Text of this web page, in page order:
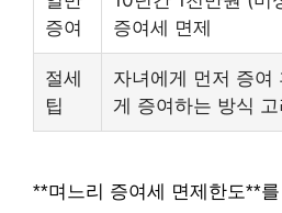
증여
증여세 면제
절세
팁
자녀에게 먼저 증여
게 증여하는 방식 고
**며느리 증여세 면제한도**